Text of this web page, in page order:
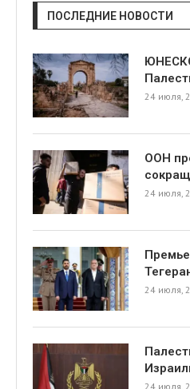
ПОСЛЕДНИЕ НОВОСТИ
24 июля,
ООН
24 июля,
24 июля,
24 июля,